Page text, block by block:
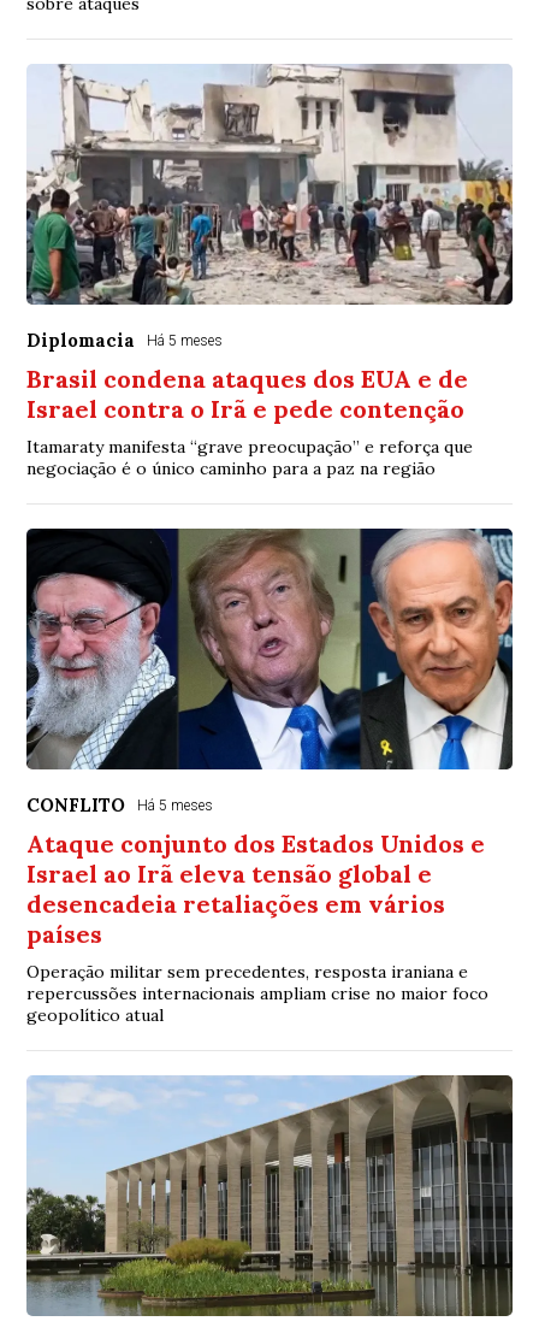
Diplomacia Há 5 meses
Brasil condena ataques dos EUA e de
Israel contra o Irã e pede contenção
Itamaraty manifesta “grave preocupação” e reforça que
negociação é o único caminho para a paz na região
CONFLITO Há 5 meses
Ataque conjunto dos Estados Unidos e
Israel ao Irã eleva tensão global e
desencadeia retaliações em vários
países
Operação militar sem precedentes, resposta iraniana e
repercussões internacionais ampliam crise no maior foco
geopolítico atual